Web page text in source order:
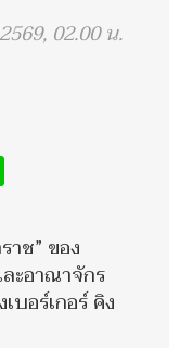
02.00 น.
าช” ของ
ะอาณาจักร
บอร์เกอร์ คิง